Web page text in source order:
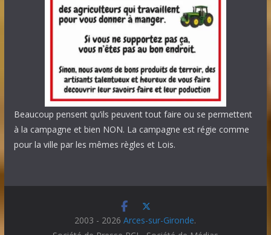
Beaucoup pensent qu’ils peuvent tout faire ou se permettent
à la campagne et bien NON. La campagne est régie comme
pour la ville par les mêmes règles et Lois.
2003 - 2026Arces-sur-Gironde.